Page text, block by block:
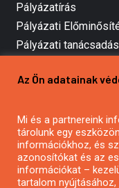
Pályázatírás
Pályázati
Pályázati tanácsadás
Mezőgazdasági
Pályázatírás civil
Pályázatírás
Pályázatfigyelés
Specifikus
Az Ön adatainak
Mi és a partnereink
tárolunk egy
információkhoz, és
azonosítókat és az
információkat –
tartalom